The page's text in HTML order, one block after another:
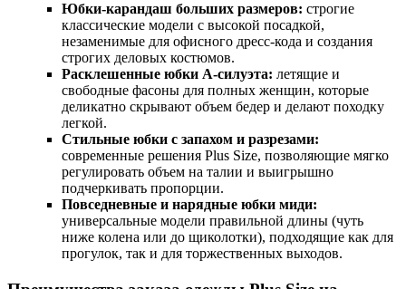
Юбки-карандаш больших размеров: строгие
классические модели с высокой посадкой,
незаменимые для офисного дресс-кода и создания
строгих деловых костюмов.
Расклешенные юбки А-силуэта: летящие и
свободные фасоны для полных женщин, которые
деликатно скрывают объем бедер и делают походку
легкой.
Стильные юбки с запахом и разрезами:
современные решения Plus Size, позволяющие мягко
регулировать объем на талии и выигрышно
подчеркивать пропорции.
Повседневные и нарядные юбки миди:
универсальные модели правильной длины (чуть
ниже колена или до щиколотки), подходящие как для
прогулок, так и для торжественных выходов.